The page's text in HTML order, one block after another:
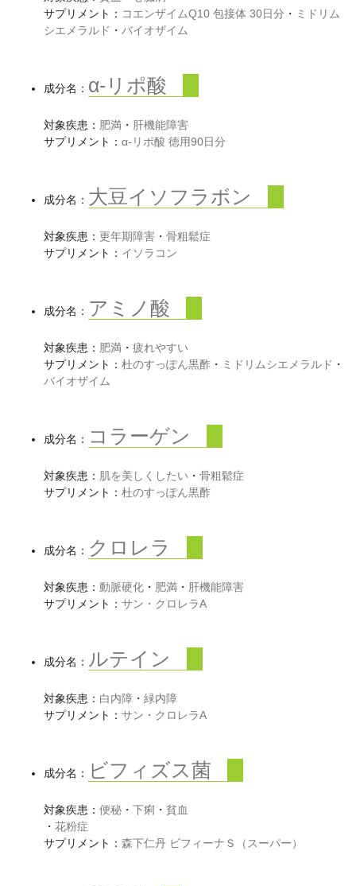
サプリメント： コエンザイムQ10 包接体 30日分 ・ ミドリム
シエメラルド ・ バイオザイム
成分名： α-リポ酸
対象疾患： 肥満 ・ 肝機能障害
サプリメント： α-リポ酸 徳用90日分
成分名： 大豆イソフラボン
対象疾患： 更年期障害 ・ 骨粗鬆症
サプリメント： イソラコン
成分名： アミノ酸
対象疾患： 肥満 ・ 疲れやすい
サプリメント： 杜のすっぽん黒酢 ・ ミドリムシエメラルド ・
バイオザイム
成分名： コラーゲン
対象疾患： 肌を美しくしたい ・ 骨粗鬆症
サプリメント： 杜のすっぽん黒酢
成分名： クロレラ
対象疾患： 動脈硬化 ・ 肥満 ・ 肝機能障害
サプリメント： サン・クロレラA
成分名： ルテイン
対象疾患： 白内障 ・ 緑内障
サプリメント： サン・クロレラA
成分名： ビフィズス菌
対象疾患： 便秘 ・ 下痢 ・ 貧血
・ 花粉症
サプリメント： 森下仁丹 ビフィーナＳ（スーパー）